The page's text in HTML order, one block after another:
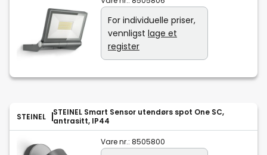
For individuelle priser,
vennligst lage et
register
STEINEL
STEINEL Smart Sensor utendørs spot One SC,
antrasitt, IP44
Vare nr.: 8505800